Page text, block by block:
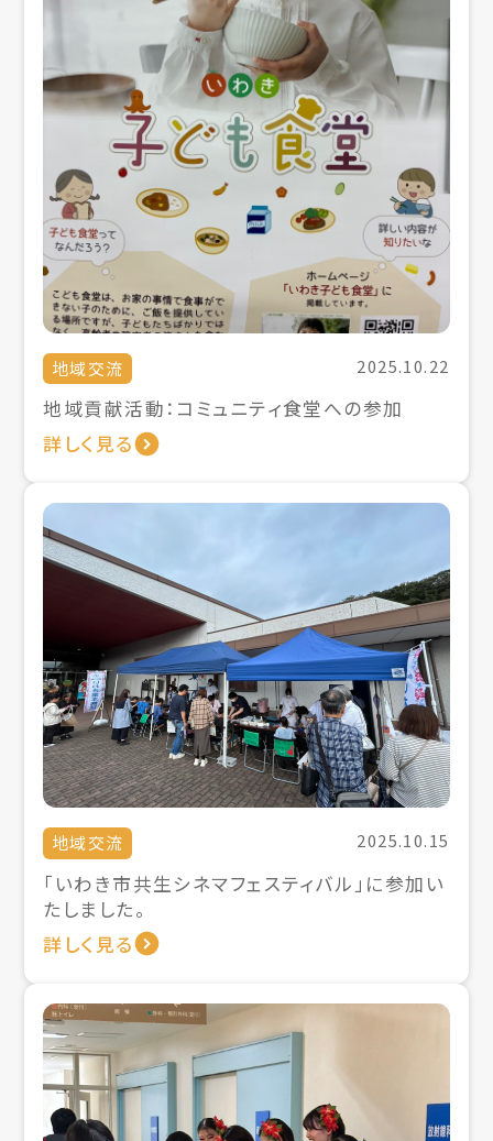
地域交流 2025.10.22
地域貢献活動：コミュニティ食堂への参加
詳しく見る
地域交流 2025.10.15
「いわき市共生シネマフェスティバル」に参加い
たしました。
詳しく見る